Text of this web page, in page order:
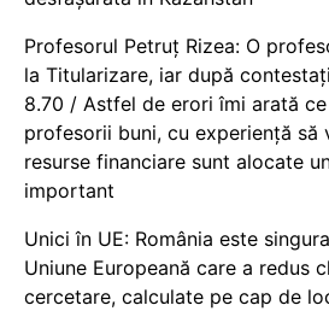
Profesorul Petruț Rizea: O
la Titularizare, iar după
8.70 / Astfel de erori îmi arată
profesorii buni, cu experiență să
resurse financiare sunt alocate
important
Unici în UE: România este
Uniune Europeană care a redus
cercetare, calculate pe cap de